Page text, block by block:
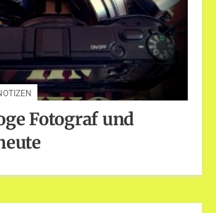
Fotograf und